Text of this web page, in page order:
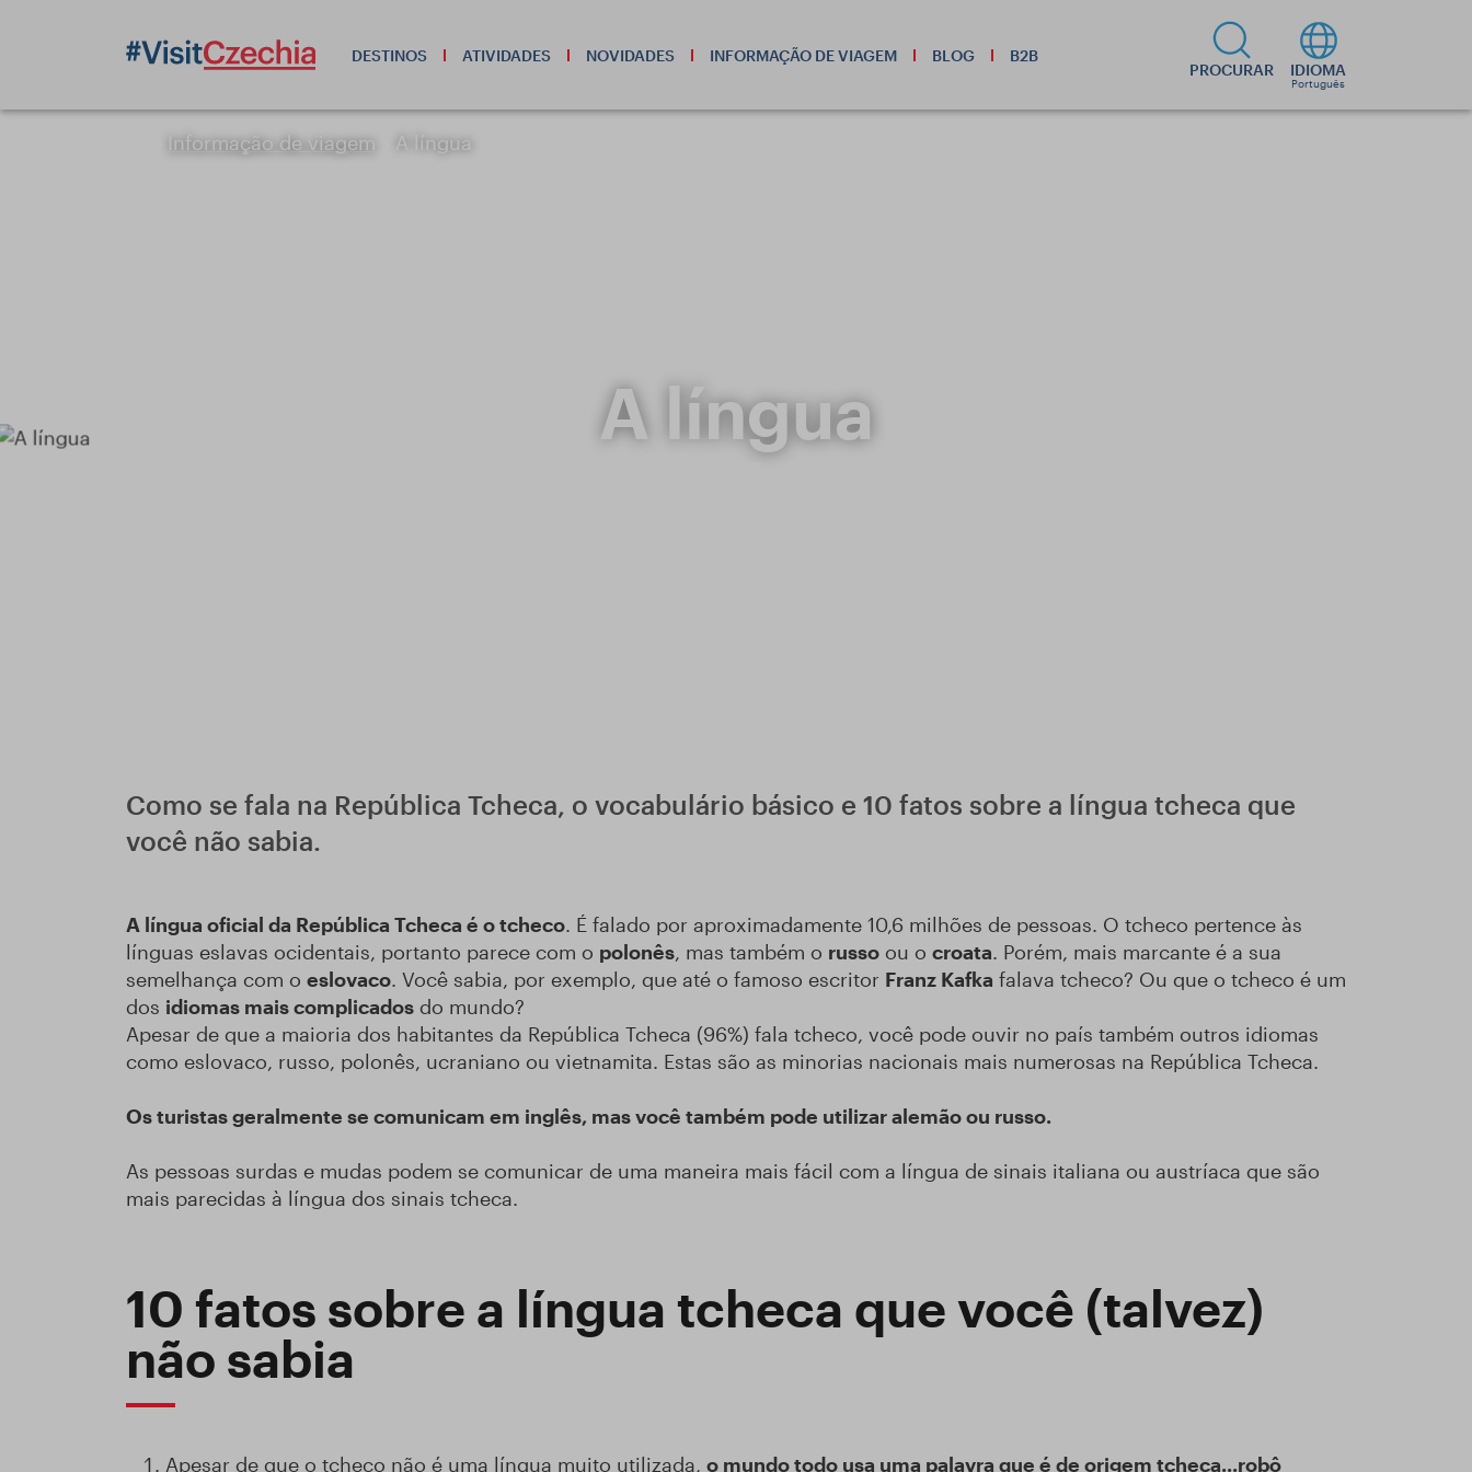
DESTINOS ATIVIDADES NOVIDADES INFORMAÇÃO DE VIAGEM BLOG B2B
PROCURAR IDIOMA
Português
Informação de viagem A língua
A língua
Como se fala na República Tcheca, o vocabulário básico e 10 fatos sobre a língua tcheca que
você não sabia.
A língua oficial da República Tcheca é o tcheco. É falado por aproximadamente 10,6 milhões de pessoas. O tcheco pertence às
línguas eslavas ocidentais, portanto parece com o polonês, mas também o russo ou o croata. Porém, mais marcante é a sua
semelhança com o eslovaco. Você sabia, por exemplo, que até o famoso escritor Franz Kafka falava tcheco? Ou que o tcheco é um
dos idiomas mais complicados do mundo?
Apesar de que a maioria dos habitantes da República Tcheca (96%) fala tcheco, você pode ouvir no país também outros idiomas
como eslovaco, russo, polonês, ucraniano ou vietnamita. Estas são as minorias nacionais mais numerosas na República Tcheca.
Os turistas geralmente se comunicam em inglês, mas você também pode utilizar alemão ou russo.
As pessoas surdas e mudas podem se comunicar de uma maneira mais fácil com a língua de sinais italiana ou austríaca que são
mais parecidas à língua dos sinais tcheca.
10 fatos sobre a língua tcheca que você (talvez)
não sabia
Apesar de que o tcheco não é uma língua muito utilizada, o mundo todo usa uma palavra que é de origem tcheca...robô